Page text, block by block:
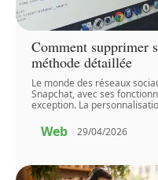
Comment supprimer
méthode détaillée
Le monde des réseaux
Snapchat, avec ses
exception. La
Web 29/04/2026